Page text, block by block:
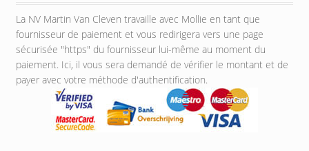
La NV Martin Van Cleven travaille avec Mollie en tant que
fournisseur de paiement et vous redirigera vers une page
sécurisée "https" du fournisseur lui-même au moment du
paiement. Ici, il vous sera demandé de vérifier le montant et de
payer avec votre méthode d'authentification.